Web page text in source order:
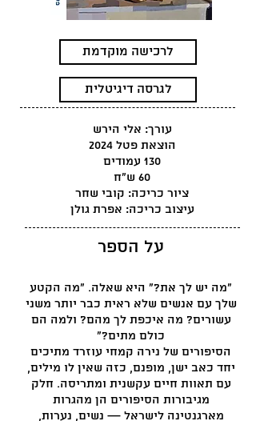
לרכישה מוקדמת
לגרסה דיגיטלית
עורך: אלי הירש
הוצאת פטל 2024
130 עמודים
60 ש"ח
ציור כריכה: קובי שחר
עיצוב כריכה: אפרת גולן
על הספר
״מה יש לך את?" היא שאלה. "מה הקטע
שלך עם אנשים שלא ראית כבר יותר משני
עשורים? מה איכפת לך מהם? ולמה הם
כולם מתים?"
הסיפורים של נירה קמחי עוזרד מתיכים
יחד כאב ישן, מופנם, כזה שאין לו מילים,
עם תאוות חיים עקשנית ומתריסה. חלק
מגיבורות הסיפורים הן מהגרות
מארגנטינה לישראל — נשים, נערות,